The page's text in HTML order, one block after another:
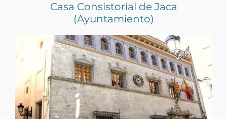
Casa Consistorial de Jaca
(Ayuntamiento)